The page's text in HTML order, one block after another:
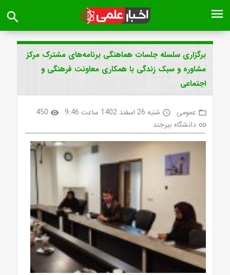
menu
search
برگزاری سلسله جلسات هماهنگی برنامه‌های مشترک مرکز
مشاوره و سبک زندگی با همکاری معاونت فرهنگی و
اجتماعی
folder_open عمومی access_time شنبه 26 اسفند 1402 ساعت 9:46 visibility
450
link دانشگاه بیرجند